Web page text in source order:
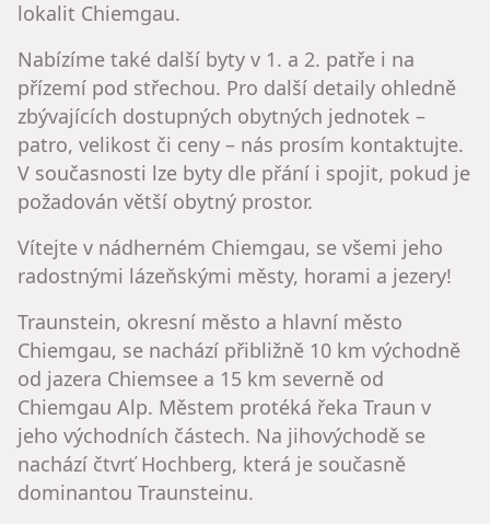
lokalit Chiemgau.
Nabízíme také další byty v 1. a 2. patře i na
přízemí pod střechou. Pro další detaily ohledně
zbývajících dostupných obytných jednotek –
patro, velikost či ceny – nás prosím kontaktujte.
V současnosti lze byty dle přání i spojit, pokud je
požadován větší obytný prostor.
Vítejte v nádherném Chiemgau, se všemi jeho
radostnými lázeňskými městy, horami a jezery!
Traunstein, okresní město a hlavní město
Chiemgau, se nachází přibližně 10 km východně
od jazera Chiemsee a 15 km severně od
Chiemgau Alp. Městem protéká řeka Traun v
jeho východních částech. Na jihovýchodě se
nachází čtvrť Hochberg, která je současně
dominantou Traunsteinu.